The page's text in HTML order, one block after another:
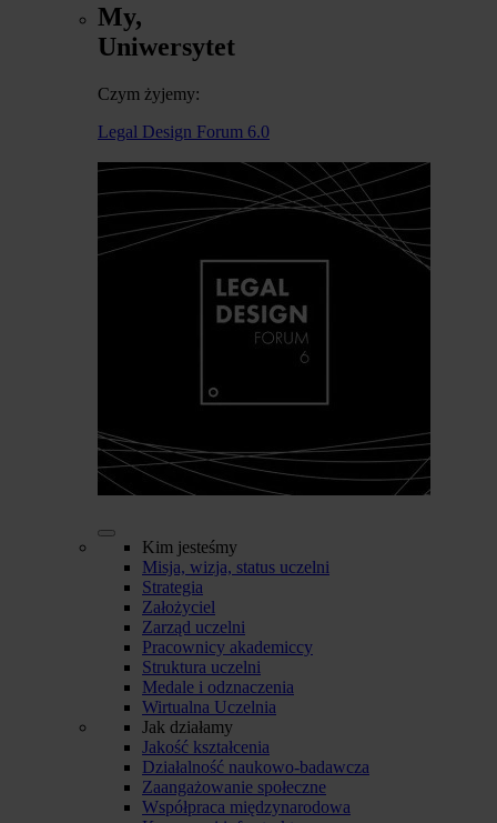
My,
Uniwersytet
Czym żyjemy:
Legal Design Forum 6.0
Kim jesteśmy
Misja, wizja, status uczelni
Strategia
Założyciel
Zarząd uczelni
Pracownicy akademiccy
Struktura uczelni
Medale i odznaczenia
Wirtualna Uczelnia
Jak działamy
Jakość kształcenia
Działalność naukowo-badawcza
Zaangażowanie społeczne
Współpraca międzynarodowa